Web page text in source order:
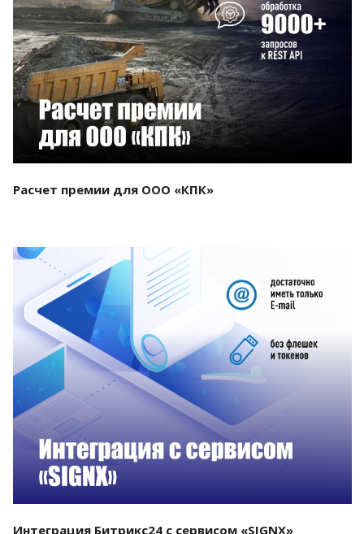
Смотреть проект
Расчет премии для ООО «КПК»
Смотреть проект
Интеграция Битрикс24 с сервисом «SIGNX»